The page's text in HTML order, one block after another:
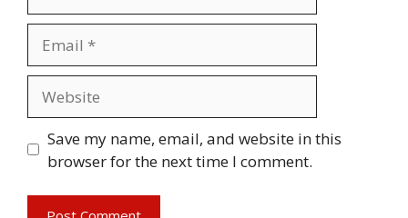
Save my name, email, and website in this
browser for the next time I comment.